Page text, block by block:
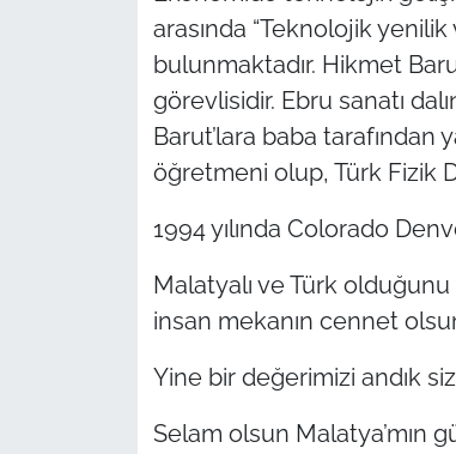
arasında “Teknolojik
bulunmaktadır. Hikmet
görevlisidir. Ebru sanatı
Barut’lara baba tarafından
öğretmeni olup, Türk Fizik
1994 yılında Colorado
Malatyalı ve Türk
insan mekanın cennet
Yine bir değerimizi andık
Selam olsun Malatya’mın